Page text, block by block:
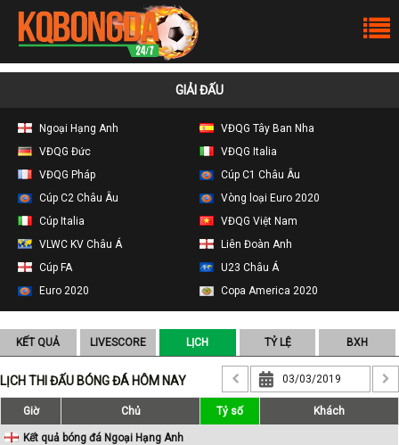
GIẢI ĐẤU
Ngoại Hạng Anh
VĐQG Tây Ban Nha
VĐQG Đức
VĐQG Italia
VĐQG Pháp
Cúp C1 Châu Âu
Cúp C2 Châu Âu
Vòng loại Euro 2020
Cúp Italia
VĐQG Việt Nam
VLWC KV Châu Á
Liên Đoàn Anh
Cúp FA
U23 Châu Á
Euro 2020
Copa America 2020
KẾT QUẢ LIVESCORE LỊCH TỶ LỆ BXH
LỊCH THI ĐẤU BÓNG ĐÁ HÔM NAY
Giờ Chủ Tỷ số Khách
Kết quả bóng đá Ngoại Hạng Anh